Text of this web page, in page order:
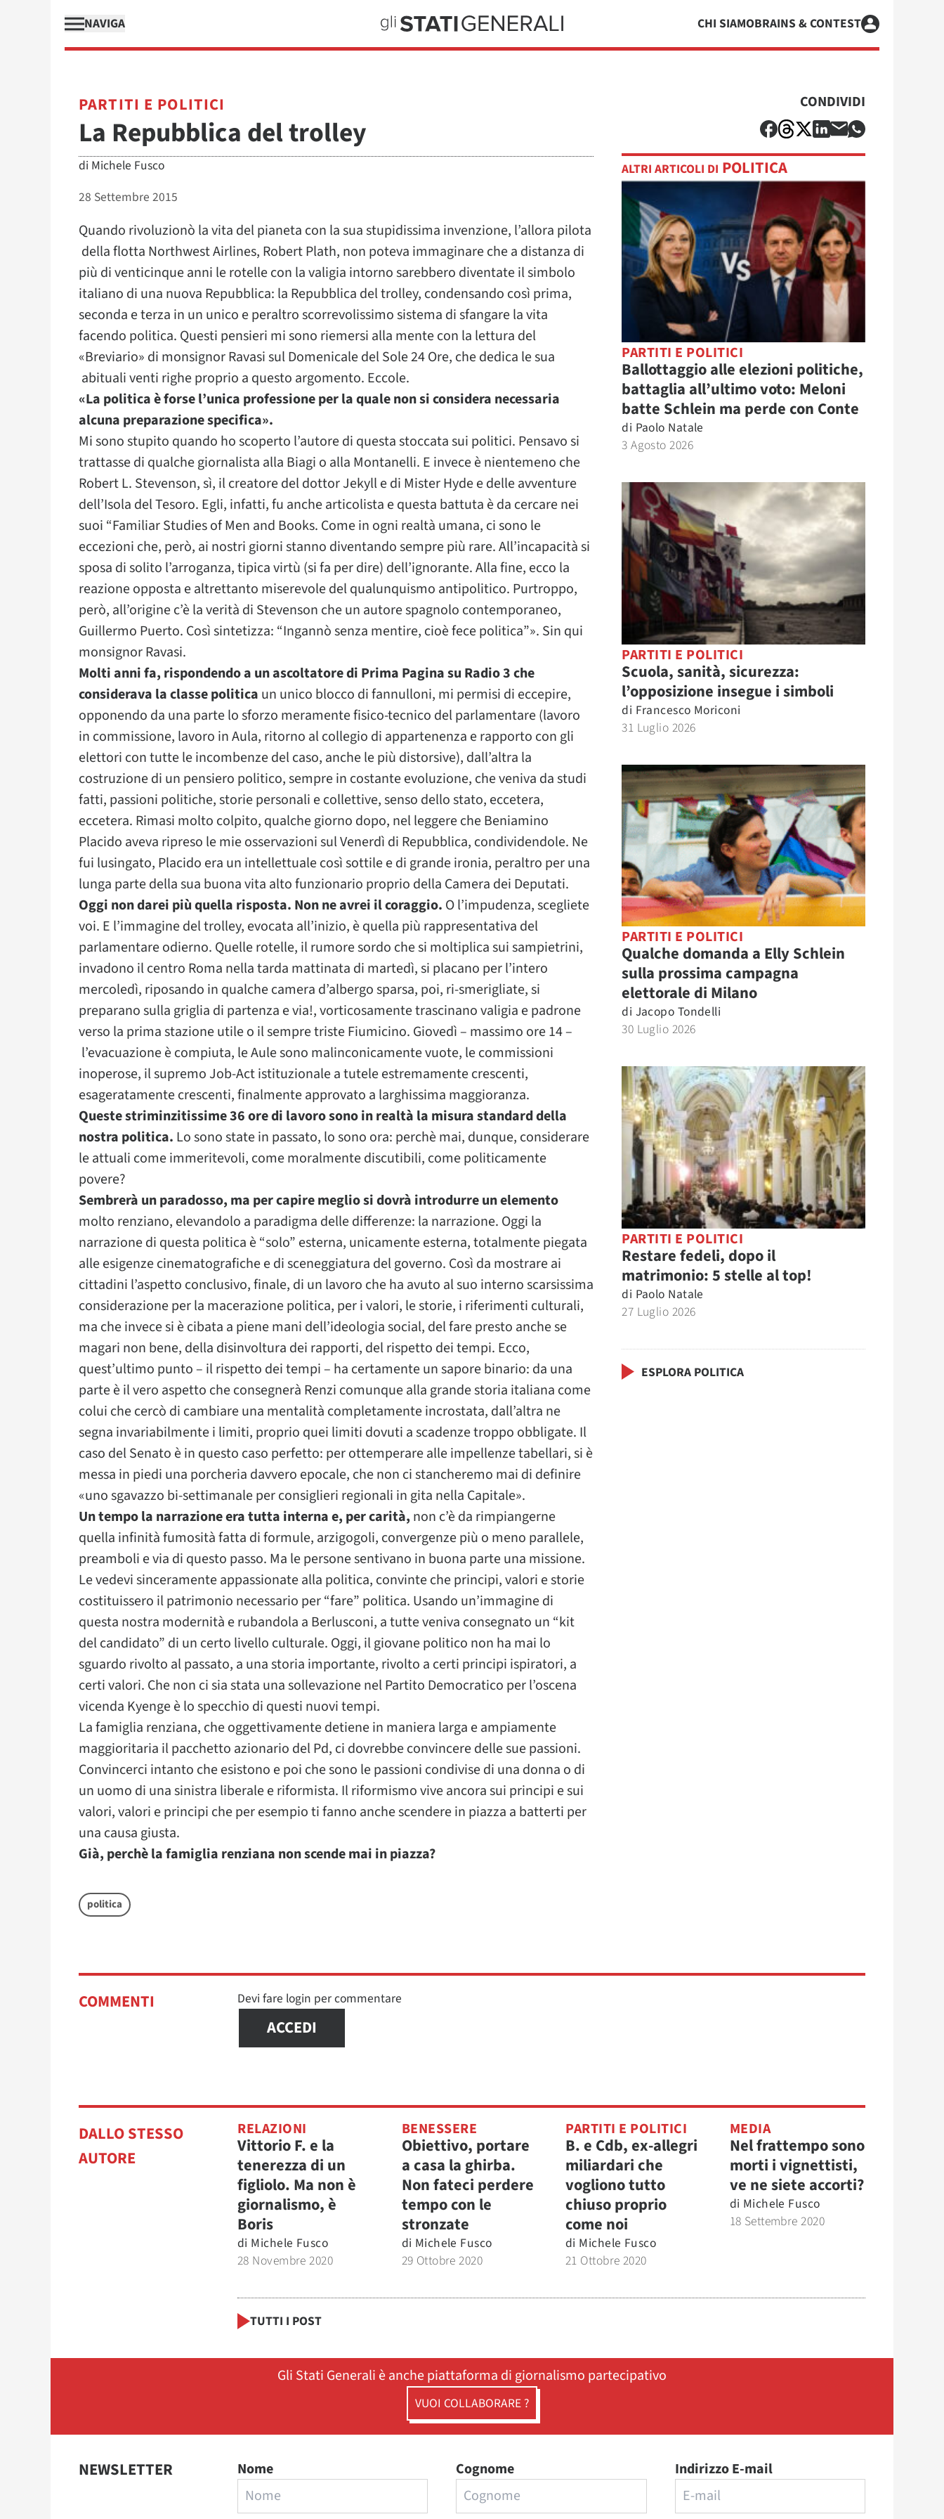
NAVIGA CHI SIAMOBRAINS & CONTEST
PARTITI E POLITICI
La Repubblica del trolley
di Michele Fusco
28 Settembre 2015
Quando rivoluzionò la vita del pianeta con la sua stupidissima invenzione, l’allora pilota
della flotta Northwest Airlines, Robert Plath, non poteva immaginare che a distanza di
più di venticinque anni le rotelle con la valigia intorno sarebbero diventate il simbolo
italiano di una nuova Repubblica: la Repubblica del trolley, condensando così prima,
seconda e terza in un unico e peraltro scorrevolissimo sistema di sfangare la vita
facendo politica. Questi pensieri mi sono riemersi alla mente con la lettura del
«Breviario» di monsignor Ravasi sul Domenicale del Sole 24 Ore, che dedica le sua
abituali venti righe proprio a questo argomento. Eccole.
«La politica è forse l’unica professione per la quale non si considera necessaria
alcuna preparazione specifica».
Mi sono stupito quando ho scoperto l’autore di questa stoccata sui politici. Pensavo si
trattasse di qualche giornalista alla Biagi o alla Montanelli. E invece è nientemeno che
Robert L. Stevenson, sì, il creatore del dottor Jekyll e di Mister Hyde e delle avventure
dell’Isola del Tesoro. Egli, infatti, fu anche articolista e questa battuta è da cercare nei
suoi “Familiar Studies of Men and Books. Come in ogni realtà umana, ci sono le
eccezioni che, però, ai nostri giorni stanno diventando sempre più rare. All’incapacità si
sposa di solito l’arroganza, tipica virtù (si fa per dire) dell’ignorante. Alla fine, ecco la
reazione opposta e altrettanto miserevole del qualunquismo antipolitico. Purtroppo,
però, all’origine c’è la verità di Stevenson che un autore spagnolo contemporaneo,
Guillermo Puerto. Così sintetizza: “Ingannò senza mentire, cioè fece politica”». Sin qui
monsignor Ravasi.
Molti anni fa, rispondendo a un ascoltatore di Prima Pagina su Radio 3 che
considerava la classe politica un unico blocco di fannulloni, mi permisi di eccepire,
opponendo da una parte lo sforzo meramente fisico-tecnico del parlamentare (lavoro
in commissione, lavoro in Aula, ritorno al collegio di appartenenza e rapporto con gli
elettori con tutte le incombenze del caso, anche le più distorsive), dall’altra la
costruzione di un pensiero politico, sempre in costante evoluzione, che veniva da studi
fatti, passioni politiche, storie personali e collettive, senso dello stato, eccetera,
eccetera. Rimasi molto colpito, qualche giorno dopo, nel leggere che Beniamino
Placido aveva ripreso le mie osservazioni sul Venerdì di Repubblica, condividendole. Ne
fui lusingato, Placido era un intellettuale così sottile e di grande ironia, peraltro per una
lunga parte della sua buona vita alto funzionario proprio della Camera dei Deputati.
Oggi non darei più quella risposta. Non ne avrei il coraggio. O l’impudenza, scegliete
voi. E l’immagine del trolley, evocata all’inizio, è quella più rappresentativa del
parlamentare odierno. Quelle rotelle, il rumore sordo che si moltiplica sui sampietrini,
invadono il centro Roma nella tarda mattinata di martedì, si placano per l’intero
mercoledì, riposando in qualche camera d’albergo sparsa, poi, ri-smerigliate, si
preparano sulla griglia di partenza e via!, vorticosamente trascinano valigia e padrone
verso la prima stazione utile o il sempre triste Fiumicino. Giovedì – massimo ore 14 –
l’evacuazione è compiuta, le Aule sono malinconicamente vuote, le commissioni
inoperose, il supremo Job-Act istituzionale a tutele estremamente crescenti,
esageratamente crescenti, finalmente approvato a larghissima maggioranza.
Queste striminzitissime 36 ore di lavoro sono in realtà la misura standard della
nostra politica. Lo sono state in passato, lo sono ora: perchè mai, dunque, considerare
le attuali come immeritevoli, come moralmente discutibili, come politicamente
povere?
Sembrerà un paradosso, ma per capire meglio si dovrà introdurre un elemento
molto renziano, elevandolo a paradigma delle differenze: la narrazione. Oggi la
narrazione di questa politica è “solo” esterna, unicamente esterna, totalmente piegata
alle esigenze cinematografiche e di sceneggiatura del governo. Così da mostrare ai
cittadini l’aspetto conclusivo, finale, di un lavoro che ha avuto al suo interno scarsissima
considerazione per la macerazione politica, per i valori, le storie, i riferimenti culturali,
ma che invece si è cibata a piene mani dell’ideologia social, del fare presto anche se
magari non bene, della disinvoltura dei rapporti, del rispetto dei tempi. Ecco,
quest’ultimo punto – il rispetto dei tempi – ha certamente un sapore binario: da una
parte è il vero aspetto che consegnerà Renzi comunque alla grande storia italiana come
colui che cercò di cambiare una mentalità completamente incrostata, dall’altra ne
segna invariabilmente i limiti, proprio quei limiti dovuti a scadenze troppo obbligate. Il
caso del Senato è in questo caso perfetto: per ottemperare alle impellenze tabellari, si è
messa in piedi una porcheria davvero epocale, che non ci stancheremo mai di definire
«uno sgavazzo bi-settimanale per consiglieri regionali in gita nella Capitale».
Un tempo la narrazione era tutta interna e, per carità, non c’è da rimpiangerne
quella infinità fumosità fatta di formule, arzigogoli, convergenze più o meno parallele,
preamboli e via di questo passo. Ma le persone sentivano in buona parte una missione.
Le vedevi sinceramente appassionate alla politica, convinte che principi, valori e storie
costituissero il patrimonio necessario per “fare” politica. Usando un’immagine di
questa nostra modernità e rubandola a Berlusconi, a tutte veniva consegnato un “kit
del candidato” di un certo livello culturale. Oggi, il giovane politico non ha mai lo
sguardo rivolto al passato, a una storia importante, rivolto a certi principi ispiratori, a
certi valori. Che non ci sia stata una sollevazione nel Partito Democratico per l’oscena
vicenda Kyenge è lo specchio di questi nuovi tempi.
La famiglia renziana, che oggettivamente detiene in maniera larga e ampiamente
maggioritaria il pacchetto azionario del Pd, ci dovrebbe convincere delle sue passioni.
Convincerci intanto che esistono e poi che sono le passioni condivise di una donna o di
un uomo di una sinistra liberale e riformista. Il riformismo vive ancora sui principi e sui
valori, valori e principi che per esempio ti fanno anche scendere in piazza a batterti per
una causa giusta.
Già, perchè la famiglia renziana non scende mai in piazza?
politica
CONDIVIDI
ALTRI ARTICOLI DI POLITICA
PARTITI E POLITICI
Ballottaggio alle elezioni politiche,
battaglia all’ultimo voto: Meloni
batte Schlein ma perde con Conte
di Paolo Natale
3 Agosto 2026
PARTITI E POLITICI
Scuola, sanità, sicurezza:
l’opposizione insegue i simboli
di Francesco Moriconi
31 Luglio 2026
PARTITI E POLITICI
Qualche domanda a Elly Schlein
sulla prossima campagna
elettorale di Milano
di Jacopo Tondelli
30 Luglio 2026
PARTITI E POLITICI
Restare fedeli, dopo il
matrimonio: 5 stelle al top!
di Paolo Natale
27 Luglio 2026
ESPLORA POLITICA
COMMENTI Devi fare login per commentare
ACCEDI
DALLO STESSO
AUTORE
RELAZIONI
Vittorio F. e la
tenerezza di un
figliolo. Ma non è
giornalismo, è
Boris
di Michele Fusco
28 Novembre 2020
BENESSERE
Obiettivo, portare
a casa la ghirba.
Non fateci perdere
tempo con le
stronzate
di Michele Fusco
29 Ottobre 2020
PARTITI E POLITICI
B. e Cdb, ex-allegri
miliardari che
vogliono tutto
chiuso proprio
come noi
di Michele Fusco
21 Ottobre 2020
MEDIA
Nel frattempo sono
morti i vignettisti,
ve ne siete accorti?
di Michele Fusco
18 Settembre 2020
TUTTI I POST
Gli Stati Generali è anche piattaforma di giornalismo partecipativo
VUOI COLLABORARE ?
NEWSLETTER Nome Cognome Indirizzo E-mail